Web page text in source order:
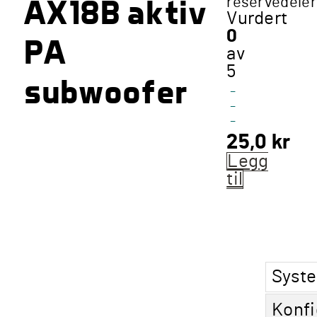
AX18B aktiv
PA
subwoofer
Vurdert
0
av
5
-
-
-
25,0 kr
Legg
til